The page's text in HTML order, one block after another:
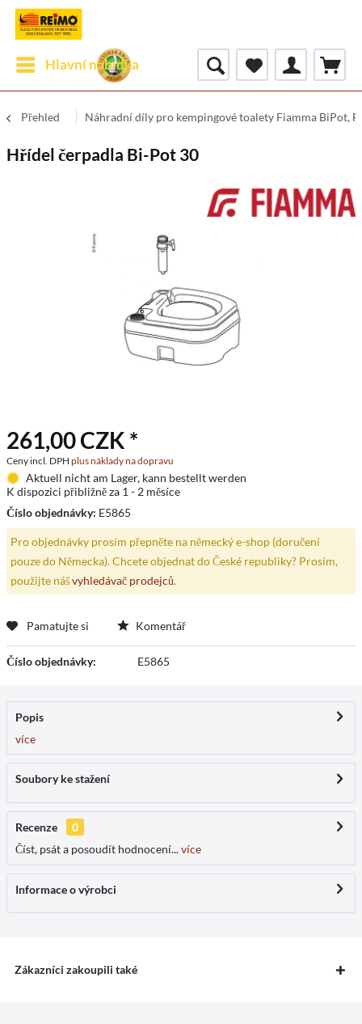
Hlavní nabídka
Přehled Náhradní díly pro kempingové toalety Fiamma BiPot,
Hřídel čerpadla Bi-Pot 30
261,00 CZK *
Ceny incl. DPH plus náklady na dopravu
Aktuell nicht am Lager, kann bestellt werden
K dispozici přibližně za 1 - 2 měsíce
Číslo objednávky: E5865
Pro objednávky prosím přepněte na německý e-shop (doručení
pouze do Německa). Chcete objednat do České republiky? Prosím,
použijte nášvyhledávač prodejců.
Pamatujte si Komentář
Číslo objednávky: E5865
Popis
více
Soubory ke stažení
Recenze
0
Číst, psát a posoudít hodnocení...více
Informace o výrobci
Zákazníci zakoupili také